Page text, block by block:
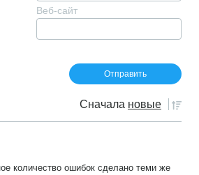
Веб-сайт
Сначала новые
количество ошибок сделано теми же